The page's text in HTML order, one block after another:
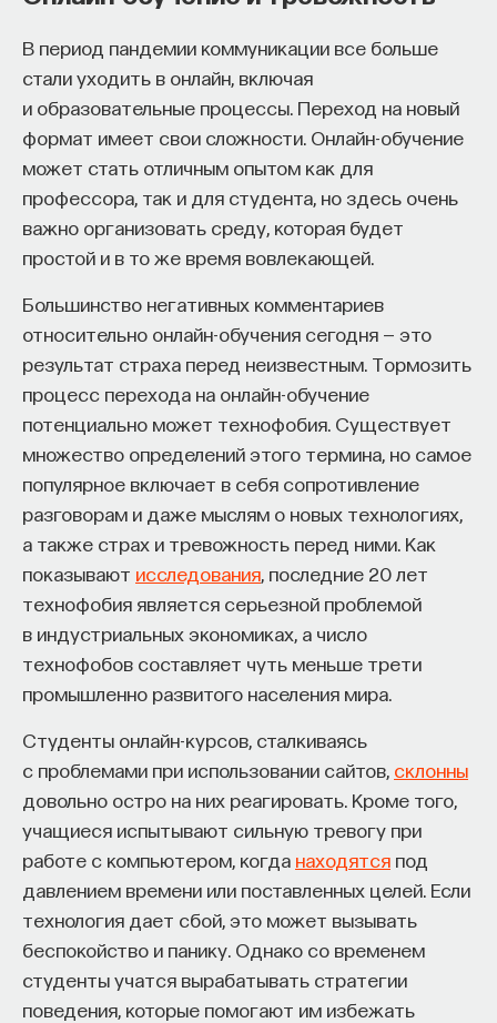
В период пандемии коммуникации все больше
стали уходить в онлайн, включая
и образовательные процессы. Переход на новый
формат имеет свои сложности. Онлайн-обучение
может стать отличным опытом как для
профессора, так и для студента, но здесь очень
важно организовать среду, которая будет
простой и в то же время вовлекающей.
Большинство негативных комментариев
относительно онлайн-обучения сегодня — это
результат страха перед неизвестным. Тормозить
процесс перехода на онлайн-обучение
потенциально может технофобия. Существует
множество определений этого термина, но самое
популярное включает в себя сопротивление
разговорам и даже мыслям о новых технологиях,
а также страх и тревожность перед ними. Как
показывают исследования , последние 20 лет
технофобия является серьезной проблемой
в индустриальных экономиках, а число
технофобов составляет чуть меньше трети
промышленно развитого населения мира.
Студенты онлайн-курсов, сталкиваясь
с проблемами при использовании сайтов, склонны
довольно остро на них реагировать. Кроме того,
учащиеся испытывают сильную тревогу при
работе с компьютером, когда находятся под
давлением времени или поставленных целей. Если
технология дает сбой, это может вызывать
беспокойство и панику. Однако со временем
студенты учатся вырабатывать стратегии
поведения, которые помогают им избежать